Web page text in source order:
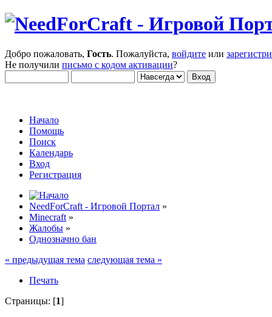
Добро пожаловать, Гость. Пожалуйста, войдите или
Не получили письмо с кодом активации?
Начало
Помощь
Поиск
Календарь
Вход
Регистрация
NeedForCraft - Игровой Портал »
Minecraft »
Жалобы »
Однозначно бан
« предыдущая тема следующая тема »
Печать
Страницы: [1]